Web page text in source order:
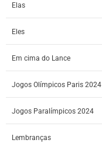
Elas
Eles
Em cima do Lance
Jogos Olímpicos Paris 2024
Jogos Paralímpicos 2024
Lembranças